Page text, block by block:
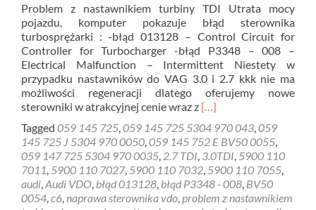
Problem z nastawnikiem turbiny TDI Utrata mocy
pojazdu, komputer pokazuje błąd sterownika
turbosprężarki : -błąd 013128 – Control Circuit for
Controller for Turbocharger -błąd P3348 – 008 –
Electrical Malfunction – Intermittent Niestety w
przypadku nastawników do VAG 3.0 i 2.7 kkk nie ma
możliwości regeneracji dlatego oferujemy nowe
sterowniki w atrakcyjnej cenie wraz z Read
about
Problem
z
nastawnikiem
turbiny
TDI
[…]
Tagged 059 145 725 059 145 725 5304 970 043 059
145 725 J 5304 970 0050 059 145 752 E BV50 0055
059 147 725 5304 970 0035 2.7 TDI 3.0TDI 5900 110
7011 5900 110 7027, 5900 110 7032 5900 110 7055
audi Audi VDO błąd 013128 błąd P3348 - 008 BV50
0054 c6 naprawa sterownika vdo problem z nastawnikiem